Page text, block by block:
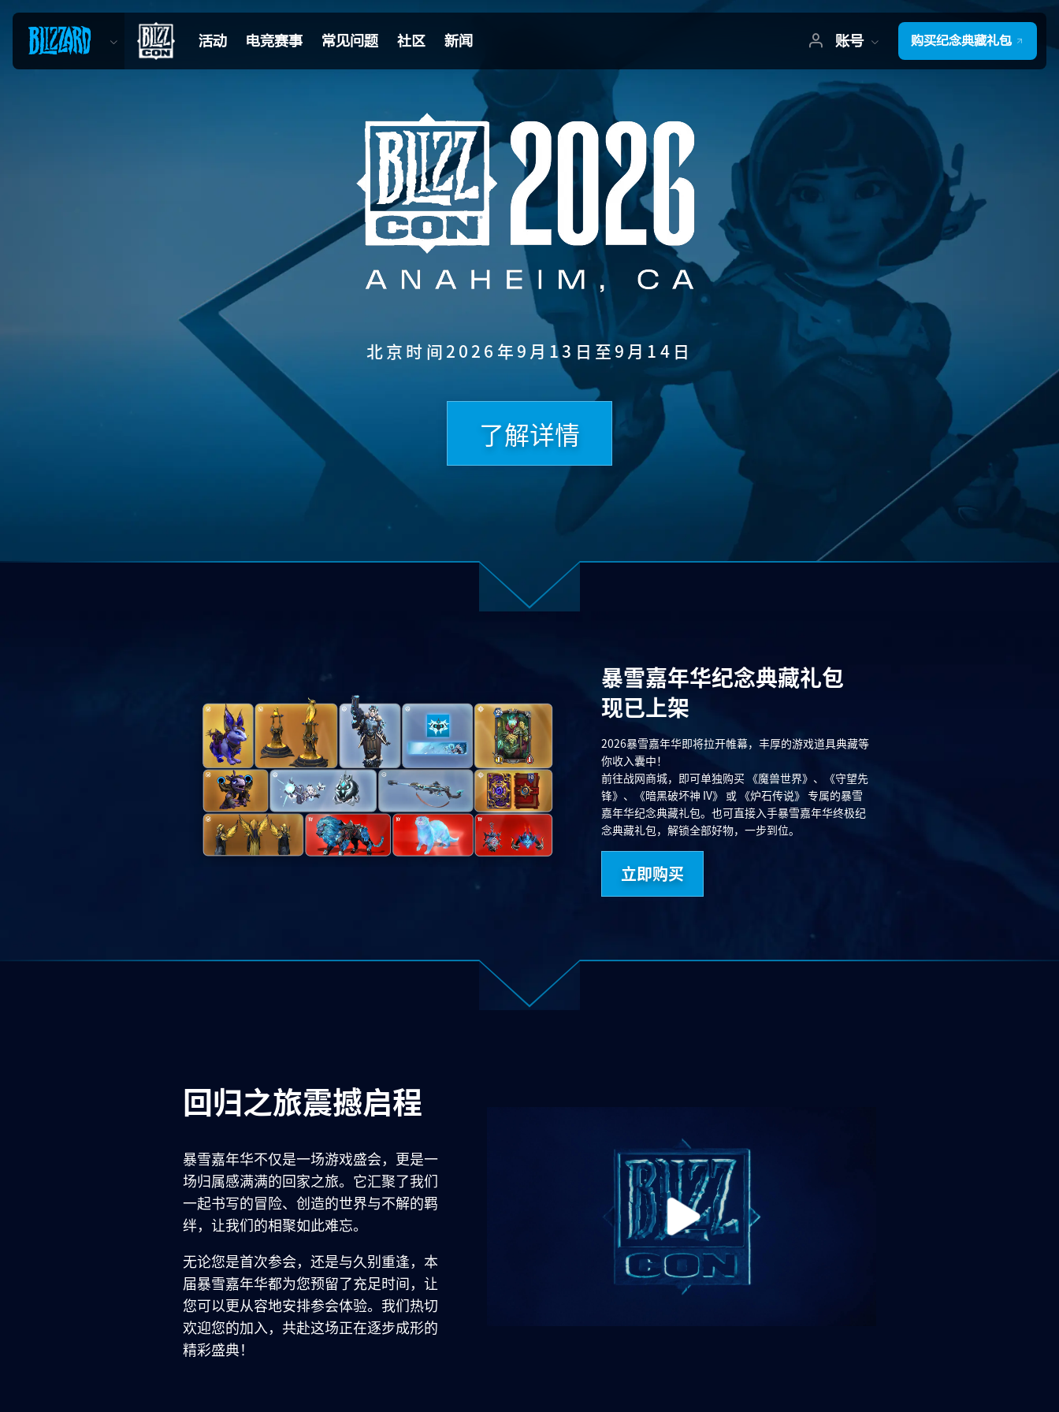
活动 电竞赛事 常见问题 社区 新闻 账号 购买纪念典藏礼包
北京时间2026年9月13日至9月14日
了解详情
暴雪嘉年华纪念典藏礼包
现已上架
2026暴雪嘉年华即将拉开帷幕，丰厚的游戏道具典藏等
你收入囊中！
前往战网商城，即可单独购买 《魔兽世界》、《守望先
锋》、《暗黑破坏神 IV》 或 《炉石传说》 专属的暴雪
嘉年华纪念典藏礼包。也可直接入手暴雪嘉年华终极纪
念典藏礼包，解锁全部好物，一步到位。
立即购买
回归之旅震撼启程
暴雪嘉年华不仅是一场游戏盛会，更是一
场归属感满满的回家之旅。它汇聚了我们
一起书写的冒险、创造的世界与不解的羁
绊，让我们的相聚如此难忘。
无论您是首次参会，还是与久别重逢，本
届暴雪嘉年华都为您预留了充足时间，让
您可以更从容地安排参会体验。我们热切
欢迎您的加入，共赴这场正在逐步成形的
精彩盛典！